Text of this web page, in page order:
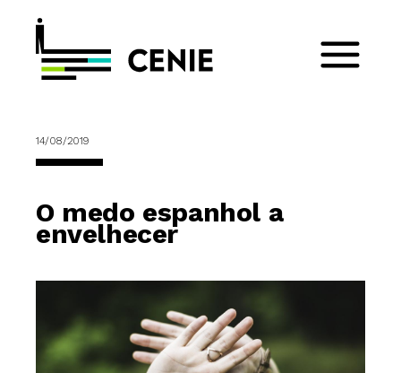
14/08/2019
O medo espanhol a
envelhecer